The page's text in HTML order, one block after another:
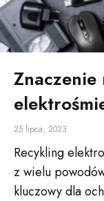
25 lipca, 2023
Recykling
z wielu
kluczowy dla